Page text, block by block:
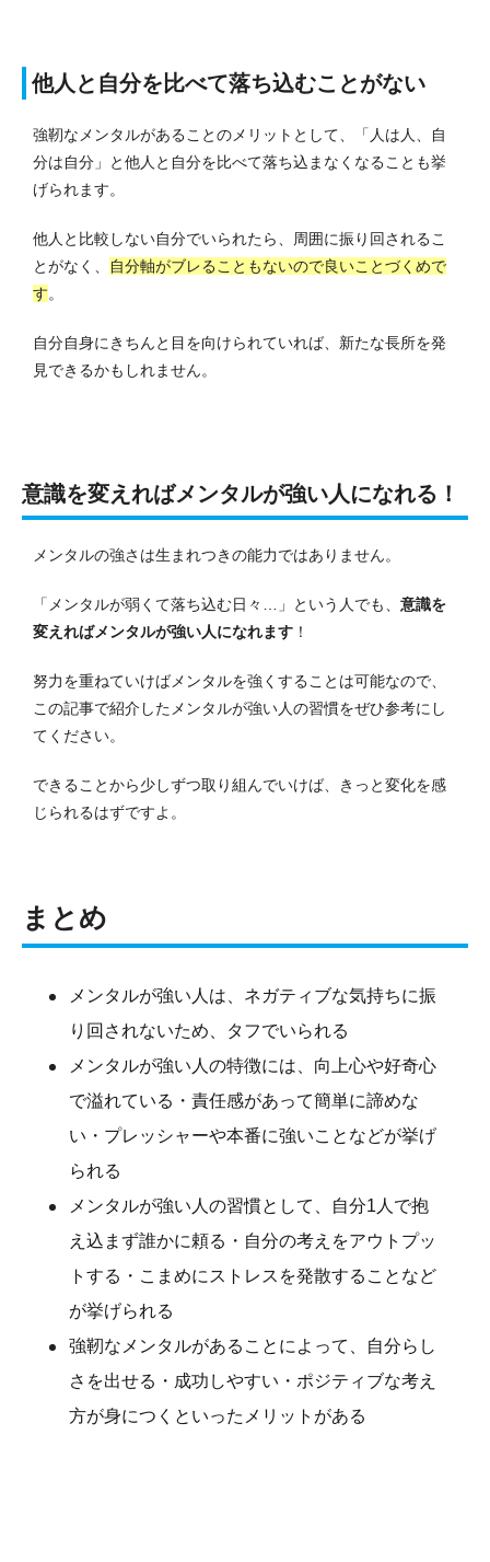
他人と自分を比べて落ち込むことがない
強靭なメンタルがあることのメリットとして、「人は人、自
分は自分」と他人と自分を比べて落ち込まなくなることも挙
げられます。
他人と比較しない自分でいられたら、周囲に振り回されるこ
とがなく、
自分軸がブレることもないので良いことづくめで
す。
自分自身にきちんと目を向けられていれば、新たな長所を発
見できるかもしれません。
意識を変えればメンタルが強い人になれる！
メンタルの強さは生まれつきの能力ではありません。
「メンタルが弱くて落ち込む日々…」という人でも、 意識を
変えればメンタルが強い人になれます ！
努力を重ねていけばメンタルを強くすることは可能なので、
この記事で紹介したメンタルが強い人の習慣をぜひ参考にし
てください。
できることから少しずつ取り組んでいけば、きっと変化を感
じられるはずですよ。
まとめ
メンタルが強い人は、ネガティブな気持ちに振
り回されないため、タフでいられる
メンタルが強い人の特徴には、向上心や好奇心
で溢れている・責任感があって簡単に諦めな
い・プレッシャーや本番に強いことなどが挙げ
られる
メンタルが強い人の習慣として、自分1人で抱
え込まず誰かに頼る・自分の考えをアウトプッ
トする・こまめにストレスを発散することなど
が挙げられる
強靭なメンタルがあることによって、自分らし
さを出せる・成功しやすい・ポジティブな考え
方が身につくといったメリットがある